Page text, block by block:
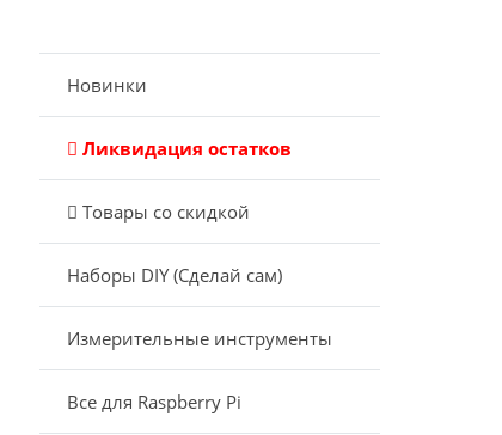
Новинки
Ликвидация остатков
Товары со скидкой
Наборы DIY (Сделай сам)
Измерительные инструменты
Все для Raspberry Pi